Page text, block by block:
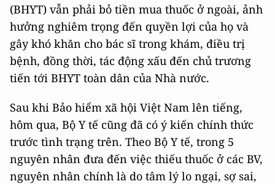
(BHYT) vẫn phải bỏ tiền mua thuốc ở ngoài, ảnh
hưởng nghiêm trọng đến quyền lợi của họ và
gây khó khăn cho bác sĩ trong khám, điều trị
bệnh, đồng thời, tác động xấu đến chủ trương
tiến tới BHYT toàn dân của Nhà nước.
Sau khi Bảo hiểm xã hội Việt Nam lên tiếng,
hôm qua, Bộ Y tế cũng đã có ý kiến chính thức
trước tình trạng trên. Theo Bộ Y tế, trong 5
nguyên nhân đưa đến việc thiếu thuốc ở các BV,
nguyên nhân chính là do tâm lý lo ngại, sợ sai,